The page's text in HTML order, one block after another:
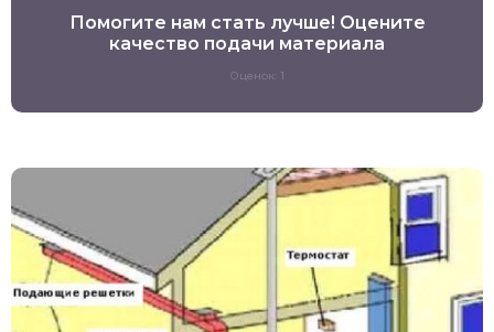
Помогите нам стать лучше! Оцените
качество подачи материала
Оценок: 1